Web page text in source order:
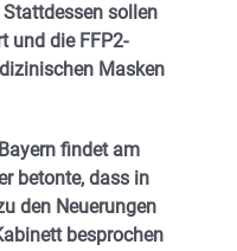
sollen
und die FFP2-
Masken
findet am
betonte, dass in
den Neuerungen
besprochen